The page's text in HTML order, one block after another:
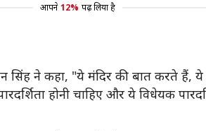
आपने 12% पढ़ लिया है
सिंह ने कहा, "ये मंदिर की बात करते
होनी चाहिए और ये विधेयक